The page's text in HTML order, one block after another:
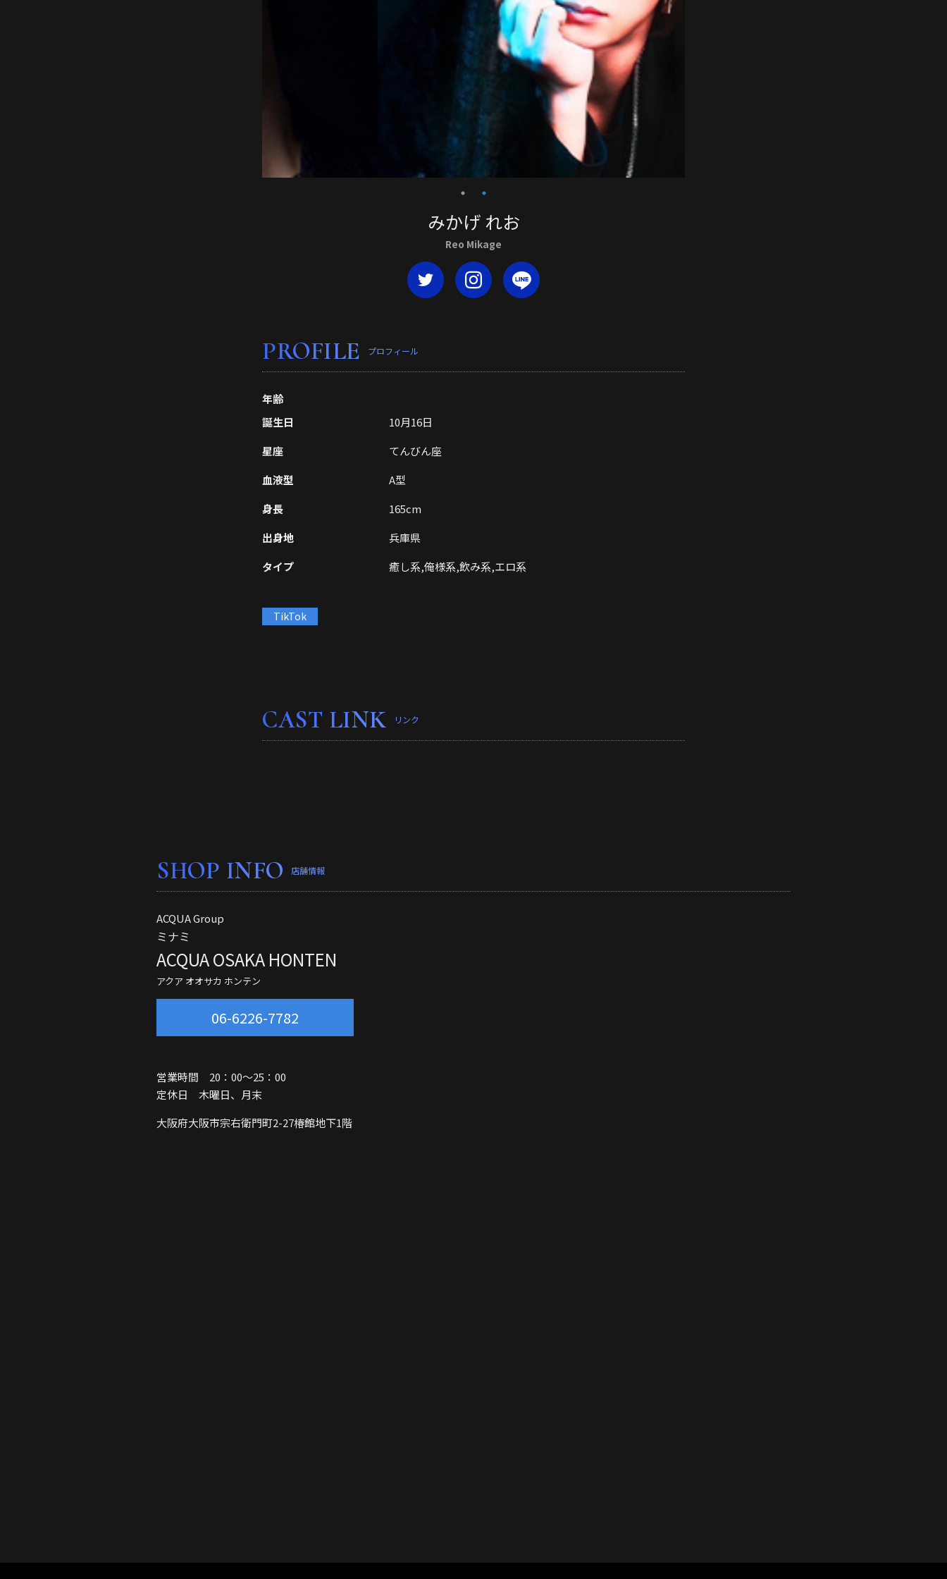
みかげ れお
Reo Mikage
PROFILE プロフィール
年齢
誕生日
10月16日
星座
てんびん座
血液型
A型
身長
165cm
出身地
兵庫県
タイプ
癒し系,俺様系,飲み系,エロ系
TikTok
CAST LINK リンク
SHOP INFO 店舗情報
ACQUA Group
ミナミ
ACQUA OSAKA HONTEN
アクア オオサカ ホンテン
06-6226-7782
営業時間 20：00～25：00
定休日 木曜日、月末
大阪府大阪市宗右衛門町2-27椿館地下1階